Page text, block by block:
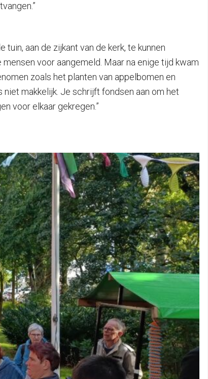
aan de zijkant van de kerk, te kunnen
voor aangemeld. Maar na enige tijd kwam
zoals het planten van appelbomen en
makkelijk. Je schrijft fondsen aan om het
voor elkaar gekregen.”